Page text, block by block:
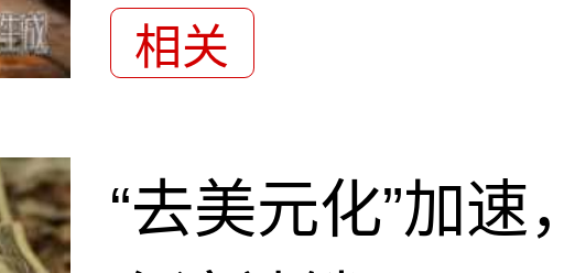
相关
“去美元化”加